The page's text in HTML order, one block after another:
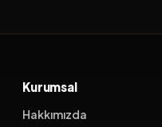
Kurumsal
Hakkımızda